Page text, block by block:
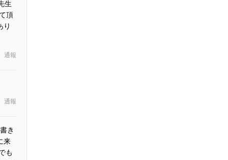
生
頂
り
通報
通報
き
来
も